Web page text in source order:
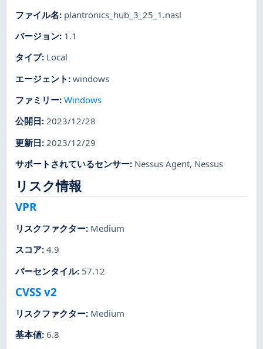
ファイル名: plantronics_hub_3_25_1.nasl
バージョン: 1.1
タイプ: Local
エージェント :windows
ファミリー:Windows
公開日:2023/12/28
更新日: 2023/12/29
サポートされているセンサー: Nessus Agent, Nessus
リスク情報
VPR
リスクファクター: Medium
スコア:4.9
パーセンタイル: 57.12
CVSS v2
リスクファクター: Medium
基本値:6.8